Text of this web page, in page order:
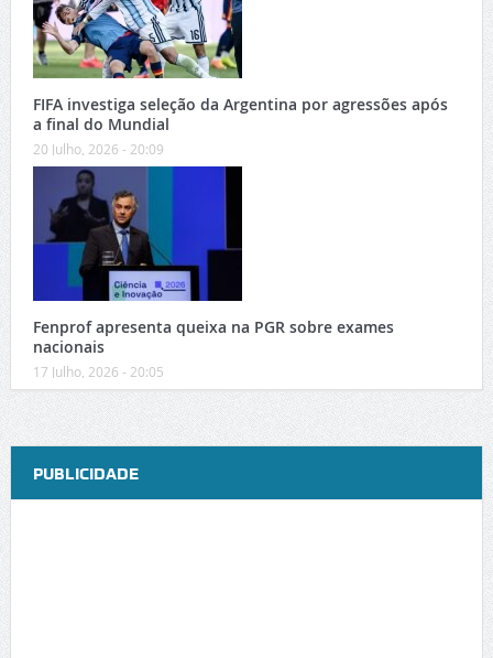
FIFA investiga seleção da Argentina por agressões após
a final do Mundial
20 Julho, 2026 - 20:09
Fenprof apresenta queixa na PGR sobre exames
nacionais
17 Julho, 2026 - 20:05
PUBLICIDADE